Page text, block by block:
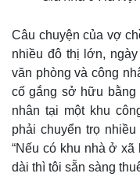
Câu chuyện của vợ
nhiều đô thị lớn,
văn phòng và công
cố gắng sở hữu bằng
nhân tại một khu
phải chuyển trọ
“Nếu có khu nhà ở
dài thì tôi sẵn sàng